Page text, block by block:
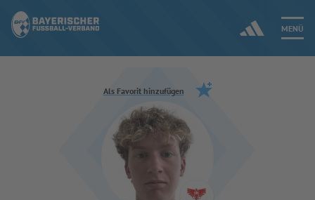
MENÜ
Jetzt einloggen
ERGEBNISSE & WETTBEWERBE
Als Favorit hinzufügen